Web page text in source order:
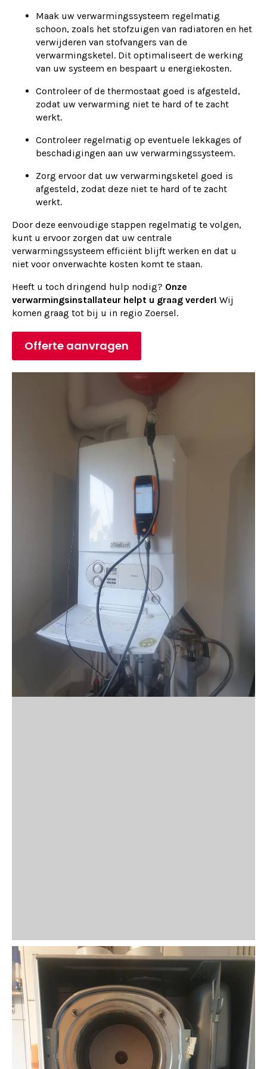
Maak uw verwarmingssysteem regelmatig
schoon, zoals het stofzuigen van radiatoren en het
verwijderen van stofvangers van de
verwarmingsketel. Dit optimaliseert de werking
van uw systeem en bespaart u energiekosten.
Controleer of de thermostaat goed is afgesteld,
zodat uw verwarming niet te hard of te zacht
werkt.
Controleer regelmatig op eventuele lekkages of
beschadigingen aan uw verwarmingssysteem.
Zorg ervoor dat uw verwarmingsketel goed is
afgesteld, zodat deze niet te hard of te zacht
werkt.
Door deze eenvoudige stappen regelmatig te volgen,
kunt u ervoor zorgen dat uw centrale
verwarmingssysteem efficiënt blijft werken en dat u
niet voor onverwachte kosten komt te staan.
Heeft u toch dringend hulp nodig? Onze
verwarmingsinstallateur helpt u graag verder! Wij
komen graag tot bij u in regio Zoersel.
Offerte aanvragen